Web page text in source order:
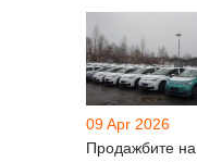
09 Apr 2026
Продажбите на